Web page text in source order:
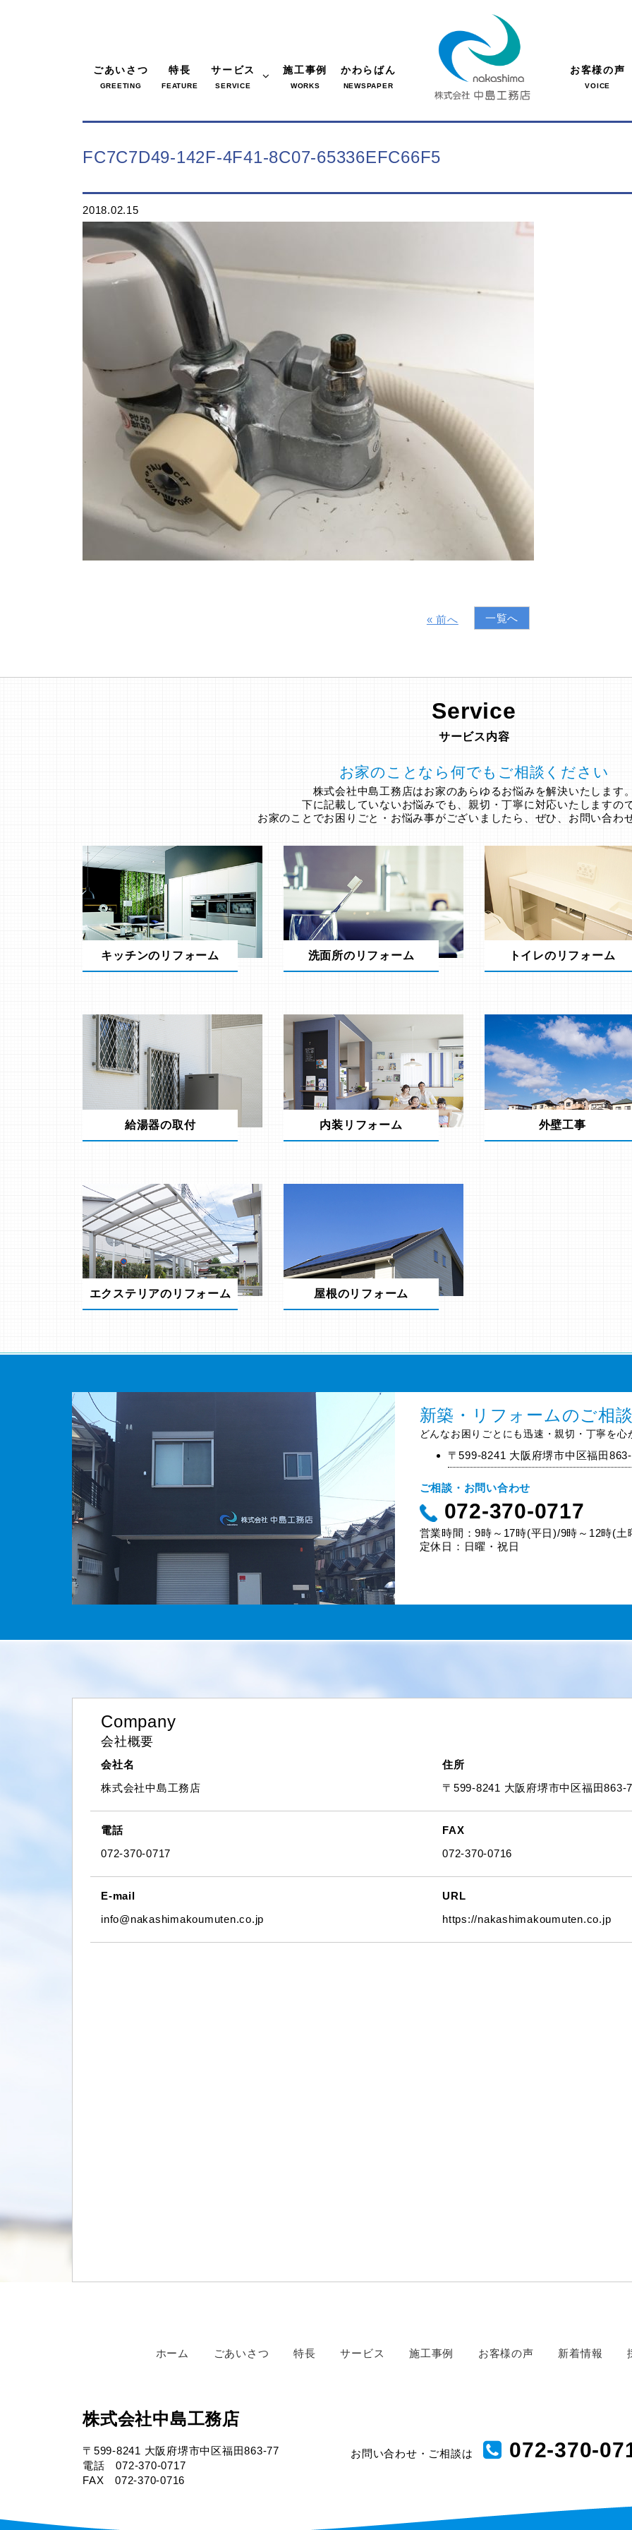
ごあいさつ
GREETING
特長
FEATURE
サービス
SERVICE
施工事例
WORKS
かわらばん
NEWSPAPER
お客様の声
VOICE
FC7C7D49-142F-4F41-8C07-65336EFC66F5
2018.02.15
« 前へ 一覧へ
Service
サービス内容
お家のことなら何でもご相談ください
株式会社中島工務店はお家のあらゆるお悩みを解決いたします
下に記載していないお悩みでも、親切・丁寧に対応いたしますの
お家のことでお困りごと・お悩み事がございましたら、ぜひ、お問い合わ
キッチンのリフォーム 洗面所のリフォーム トイレのリフォーム
給湯器の取付 内装リフォーム 外壁工事
エクステリアのリフォーム 屋根のリフォーム
新築・リフォームのご相
どんなお困りごとにも迅速・親切・丁寧を
〒599-8241 大阪府堺市中区福田
ご相談・お問い合わせ
072-370-0717
営業時間：9時～17時(平日)/9時～12時(土
定休日：日曜・祝日
Company
会社概要
会社名
株式会社中島工務店
住所
〒599-8241 大阪府堺市中区福田863-
電話
072-370-0717
FAX
072-370-0716
E-mail
info@nakashimakoumuten.co.jp
URL
https://nakashimakoumuten.co.jp
ホーム ごあいさつ 特長 サービス 施工事例 お客様の声 新着情報
株式会社中島工務店
〒599-8241 大阪府堺市中区福田863-77
電話 072-370-0717
FAX 072-370-0716
お問い合わせ・ご相談は 072-370-